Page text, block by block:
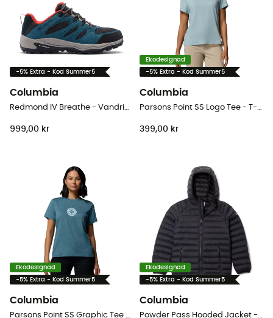
-5% Extra - Kod Summer5
Columbia
Redmond IV Breathe - Vandringsskor - Herr
999,00 kr
Ekodesignad
-5% Extra - Kod Summer5
Columbia
Parsons Point SS Logo Tee - T-shirt - Dam
399,00 kr
Ekodesignad
-5% Extra - Kod Summer5
Columbia
Parsons Point SS Graphic Tee - T-shirt - Dam
Ekodesignad
-5% Extra - Kod Summer5
Columbia
Powder Pass Hooded Jacket - Syntetjacka - Børn